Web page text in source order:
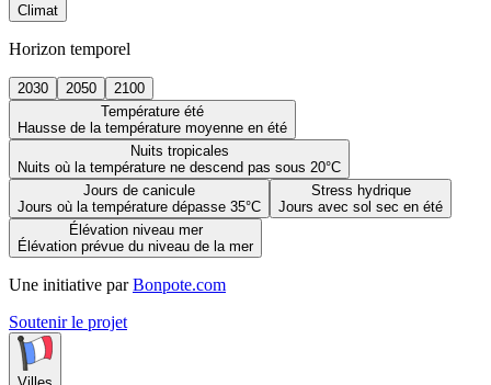
Climat
Horizon temporel
2030 2050
2100
Température été
Hausse de la température moyenne en été
Nuits tropicales
Nuits où la température ne descend pas sous 20°C
Jours de canicule
Jours où la température dépasse 35°C
Stress hydrique
Jours avec sol sec en été
Élévation niveau mer
Élévation prévue du niveau de la mer
Une initiative par Bonpote.com
Soutenir le projet